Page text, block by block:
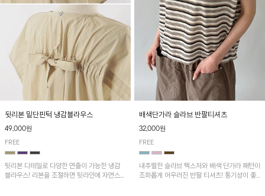
뒷리본 밑단핀턱 냉감블라우스
49,000원
FREE
뒷리본 디테일로 다양한 연출이 가능한 냉감
블라우스! 리본을 조절하면 뒷라인에 자연스러
배색단가라 슬라브 반팔티셔츠
32,000원
FREE
내추럴한 슬라브 텍스처와 배색 단가라 패턴이
조화롭게 어우러진 반팔 티셔츠! 통기성이 좋